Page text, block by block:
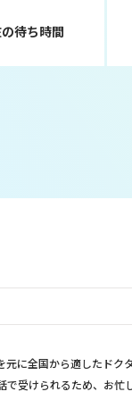
待ち時間
元に全国から適したド
受けられるため、お忙